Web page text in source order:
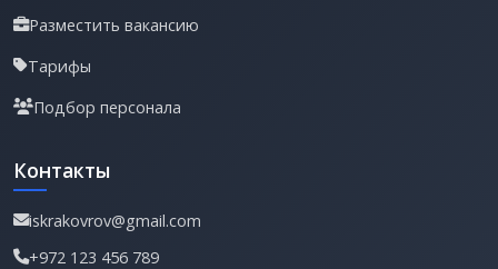
Разместить вакансию
Тарифы
Подбор персонала
Контакты
iskrakovrov@gmail.com
+972 123 456 789